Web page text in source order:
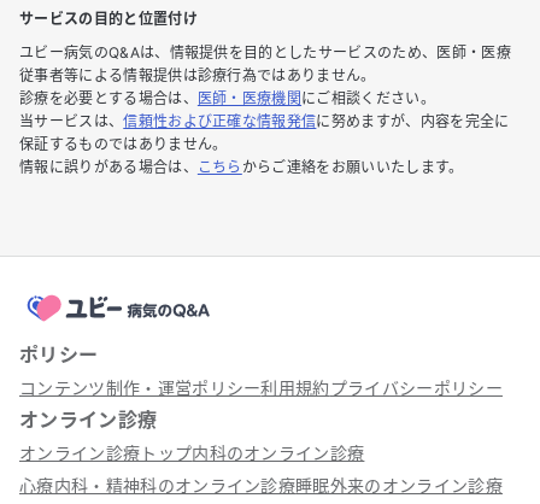
サービスの目的と位置付け
ユビー病気のQ&Aは、情報提供を目的としたサービスのため、医師・医療
従事者等による情報提供は診療行為ではありません。
診療を必要とする場合は、
医師・医療機関 にご相談ください。
当サービスは、信頼性および正確な情報発信に努めますが、内容を完全に
保証するものではありません。
情報に誤りがある場合は、
こちら からご連絡をお願いいたします。
ポリシー
コンテンツ制作・運営ポリシー利用規約プライバシーポリシー
オンライン診療
オンライン診療トップ内科のオンライン診療
心療内科・精神科のオンライン診療睡眠外来のオンライン診療